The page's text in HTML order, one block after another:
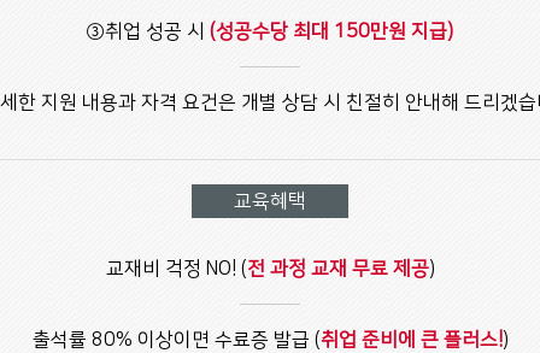
③취업 성공 시 (성공수당 최대 150만원 지급)
한 지원 내용과 자격 요건은 개별 상담 시 친절히 안내해 드리겠습
교육혜택
교재비 걱정 NO! (전 과정 교재 무료 제공)
출석률 80% 이상이면 수료증 발급 (취업 준비에 큰 플러스!)